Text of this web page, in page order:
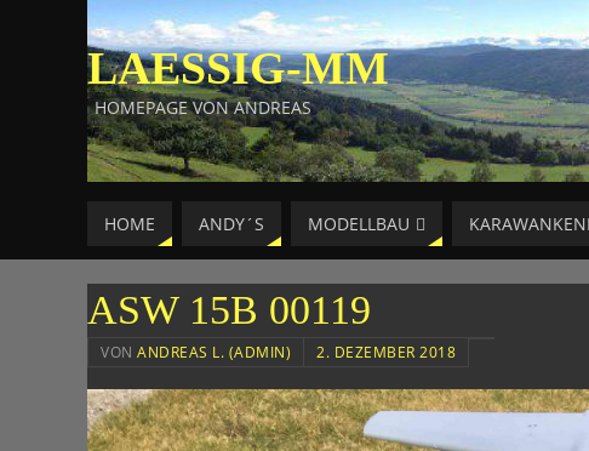
LAESSIG-MM
HOMEPAGE VON ANDREAS
HOME ANDY´S MODELLBAU
ASW 15B 00119
VON ANDREAS L. (ADMIN) 2. DEZEMBER 2018